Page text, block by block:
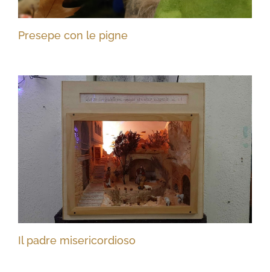
Presepe con le pigne
Il padre misericordioso